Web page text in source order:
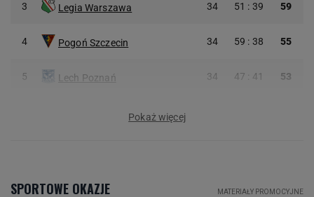
3 Legia Warszawa 34 51 : 39 59
4 Pogoń Szczecin 34 59 : 38 55
5 Lech Poznań 34 47 : 41 53
Pokaż więcej